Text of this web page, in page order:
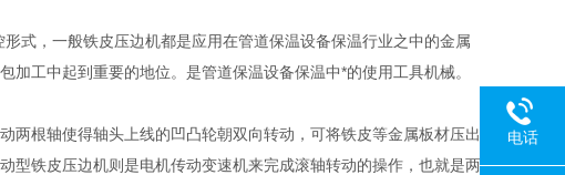
式，一般铁皮压边机都是应用在管道保温设备保温行业之中的金属
工中起到重要的地位。是管道保温设备保温中*的使用工具机械。
两根轴使得轴头上线的凹凸轮朝双向转动，可将铁皮等金属板材压出
型铁皮压边机则是电机传动变速机来完成滚轴转动的操作，也就是两
电话